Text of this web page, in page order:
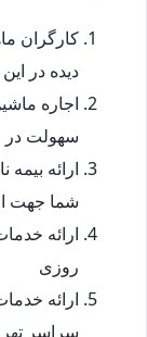
کارگران
دیده در
اجاره
سهولت در
ارائه
شما جهت
ارائه
روزی
ارائه
سراسر